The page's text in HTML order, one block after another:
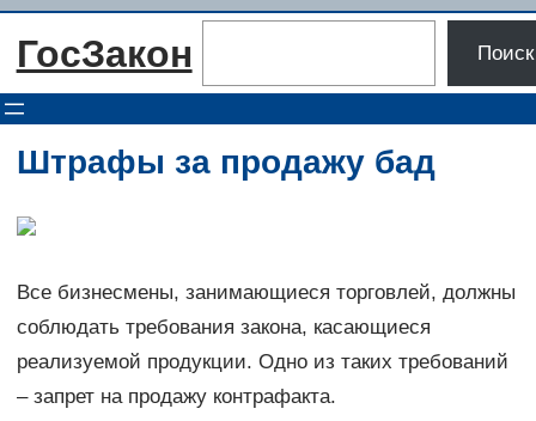
Перейти
ГосЗакон Поиск
Штрафы за продажу бад
Все бизнесмены, занимающиеся торговлей, должны
соблюдать требования закона, касающиеся
реализуемой продукции. Одно из таких требований
– запрет на продажу контрафакта.